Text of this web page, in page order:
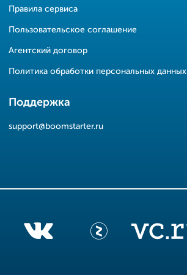
Правила сервиса
Пользовательское соглашение
Агентский договор
Политика обработки персональных данных
Поддержка
support@boomstarter.ru